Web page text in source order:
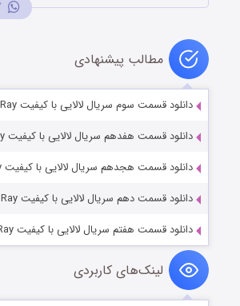
مطالب پیشنهادی
دانلود قسمت سوم سریال لالایی با کیفیت BluRay
دانلود قسمت هفدهم سریال لالایی با کیفیت BluRay
دانلود قسمت هجدهم سریال لالایی با کیفیت BluRay
دانلود قسمت دهم سریال لالایی با کیفیت BluRay
دانلود قسمت هفتم سریال لالایی با کیفیت BluRay
لینک‌های کاربردی